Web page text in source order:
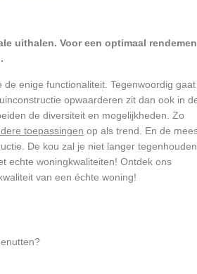
uithalen. Voor een optimaal
enige functionaliteit. Tegenwoordig
opwaarderen zit dan ook in
de diversiteit en mogelijkheden. Zo
toepassingen op als trend. En de
De kou zal je niet langer
echte woningkwaliteiten! Ontdek ons
van een échte woning!